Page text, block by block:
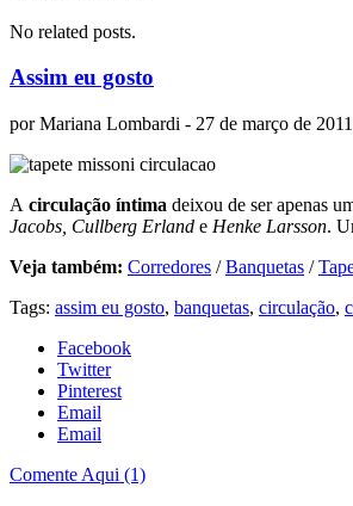
No related posts.
Assim eu gosto
porMariana Lombardi - 27 de março de 2011
A circulação íntima deixou de ser apenas
Jacobs, Cullberg Erland e Henke Larsson.
Veja também: Corredores /Banquetas /
Tags: assim eu gosto, banquetas, circulação,
Facebook
Twitter
Pinterest
Email
Email
Comente Aqui (1)